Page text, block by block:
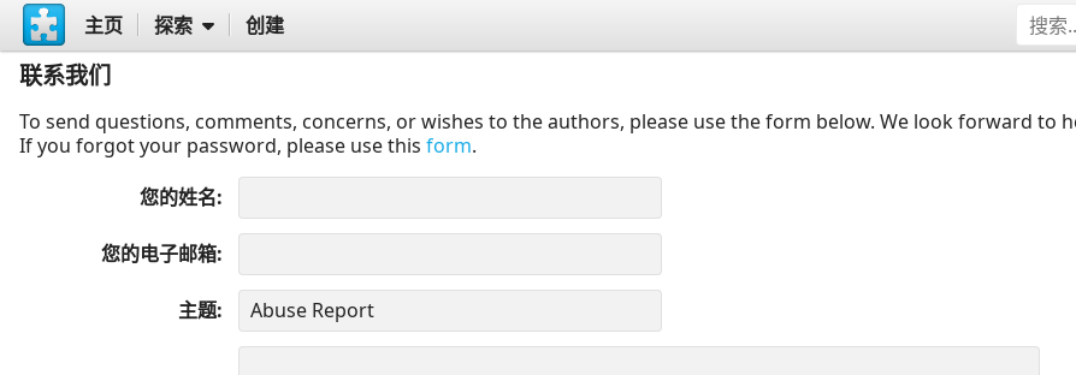
主页 探索 创建
联系我们
To send questions, comments, concerns, or wishes to the authors, please use the form below. We look forward to
If you forgot your password, please use this form.
您的姓名
您的电子邮箱
主题